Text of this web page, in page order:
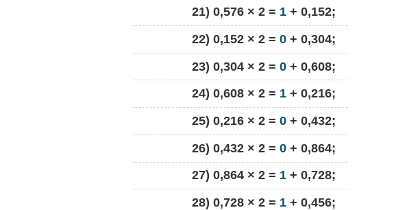
21) 0,576 × 2 = 1 + 0,152;
22) 0,152 × 2 = 0 + 0,304;
23) 0,304 × 2 = 0 + 0,608;
24) 0,608 × 2 = 1 + 0,216;
25) 0,216 × 2 = 0 + 0,432;
26) 0,432 × 2 = 0 + 0,864;
27) 0,864 × 2 = 1 + 0,728;
28) 0,728 × 2 = 1 + 0,456;